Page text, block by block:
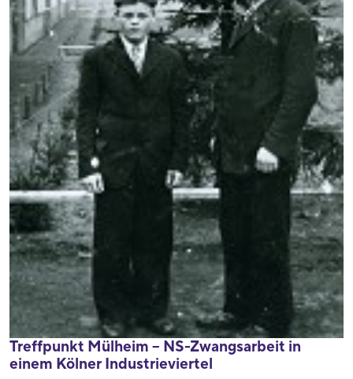
Treffpunkt Mülheim – NS-Zwangsarbeit in
einem Kölner Industrieviertel